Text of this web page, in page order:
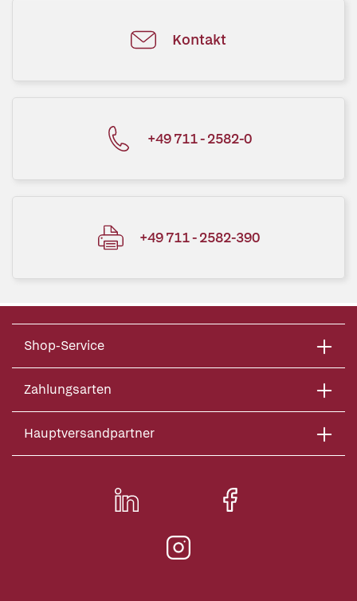
Kontakt
+49 711 - 2582-0
+49 711 - 2582-390
Shop-Service
Zahlungsarten
Hauptversandpartner